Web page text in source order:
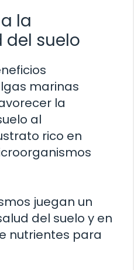
la
suelo
marinas
la
al
rico en
juegan un
del suelo y en
nutrientes para